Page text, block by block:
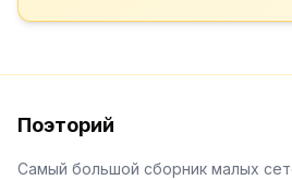
Поэторий
Самый большой сборник малых